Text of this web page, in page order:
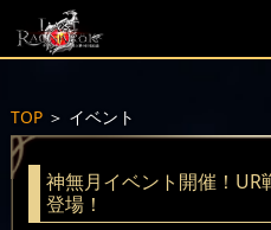
TOP＞ イベント
神無月イベント開催！
登場！